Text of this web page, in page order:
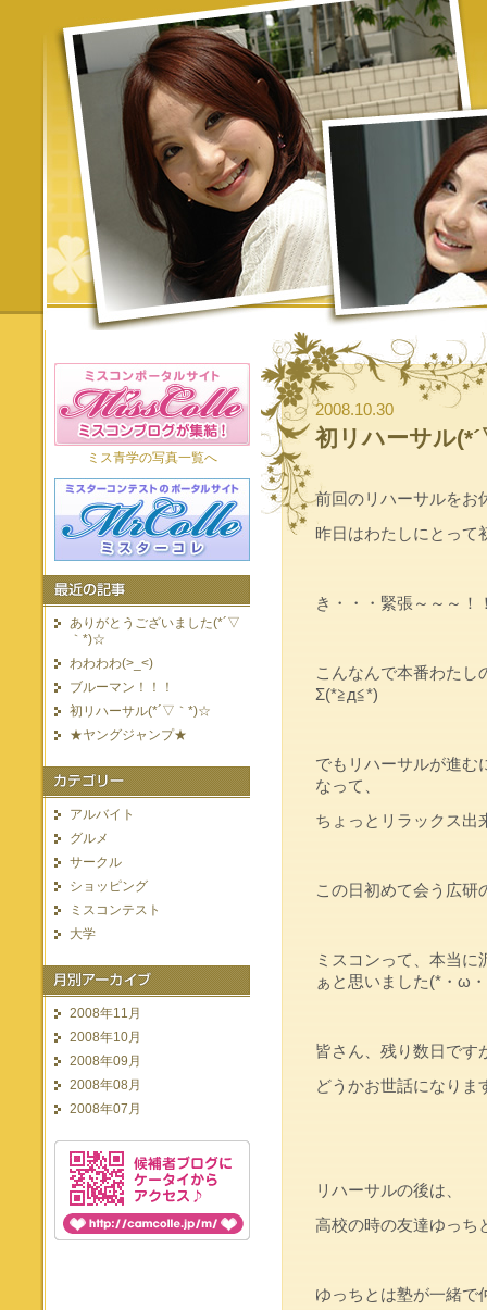
2008.10.30
初リハーサル
前回のリハーサルをお
昨日はわたしにとって
き・・・緊張～～～！
こんなんで本番わたし
Σ(*≧д≦*)
でもリハーサルが進む
なって、
ちょっとリラックス
この日初めて会う広研
ミスコンって、本当に
ぁと思いました(*・ω
皆さん、残り数日です
どうかお世話になりま
リハーサルの後は、
高校の時の友達ゆっ
ゆっちとは塾が一緒で
ミス青学の写真一覧へ
ありがとうございました(*´▽
｀*)☆
わわわわ(>_<)
ブルーマン！！！
初リハーサル(*´▽｀*)☆
★ヤングジャンプ★
アルバイト
グルメ
サークル
ショッピング
ミスコンテスト
大学
2008年11月
2008年10月
2008年09月
2008年08月
2008年07月